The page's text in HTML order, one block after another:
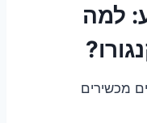
למה
מכשירים